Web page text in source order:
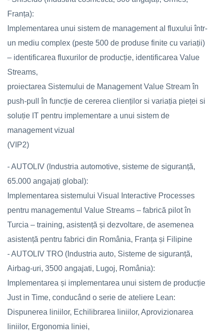
Franța):
Implementarea unui sistem de management al fluxului într-
un mediu complex (peste 500 de produse finite cu variații)
– identificarea fluxurilor de producție, identificarea Value
Streams,
proiectarea Sistemului de Management Value Stream în
push-pull în funcție de cererea clienților si variația pieței si
soluție IT pentru implementare a unui sistem de
management vizual
(VIP2)
- AUTOLIV (Industria automotive, sisteme de siguranță,
65.000 angajați global):
Implementarea sistemului Visual Interactive Processes
pentru managementul Value Streams – fabrică pilot în
Turcia – training, asistență și dezvoltare, de asemenea
asistență pentru fabrici din România, Franța și Filipine
- AUTOLIV TRO (Industria auto, Sisteme de siguranță,
Airbag-uri, 3500 angajati, Lugoj, România):
Implementarea și implementarea unui sistem de producție
Just in Time, conducând o serie de ateliere Lean:
Dispunerea liniilor, Echilibrarea liniilor, Aprovizionarea
liniilor, Ergonomia liniei,